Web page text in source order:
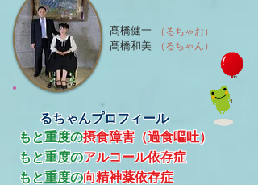
（るちゃお）
（るちゃん）
髙橋健一
髙橋和美
るちゃんプロフィール
もと重度の摂食障害（過食嘔吐）
もと重度のアルコール依存症
​もと重度の向精神薬依存症